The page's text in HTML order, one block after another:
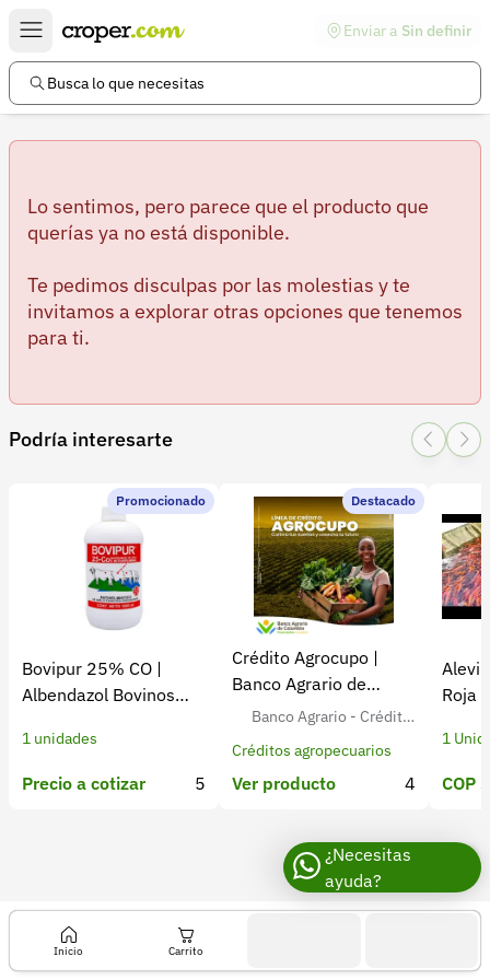
Enviar a Sin definir
Busca lo que necesitas
Lo sentimos, pero parece que el producto que
querías ya no está disponible.
Te pedimos disculpas por las molestias y te
invitamos a explorar otras opciones que tenemos
para ti.
Podría interesarte
Promocionado
Bovipur 25% CO |
Albendazol Bovinos
1 unidades
Precio a cotizar 5
Destacado
Crédito Agrocupo |
Banco Agrario de
Colombia
Banco Agrario - Crédito
Agropecuario para Agricult
Créditos agropecuarios
Ver producto 4
Roja
1
COP
Enlaces de interés
Preguntas frecuentes
Información legal
Términos y condiciones
Política de devoluciones
Política de privacidad
Recuperar contraseña
Contacto
+57 323 2931928
contacto@croper.com
© 2026 Croper.com Todos los derechos reservados
Versión 5.45.0
Síguenos
Inicio Carrito
¿Necesitas
ayuda?